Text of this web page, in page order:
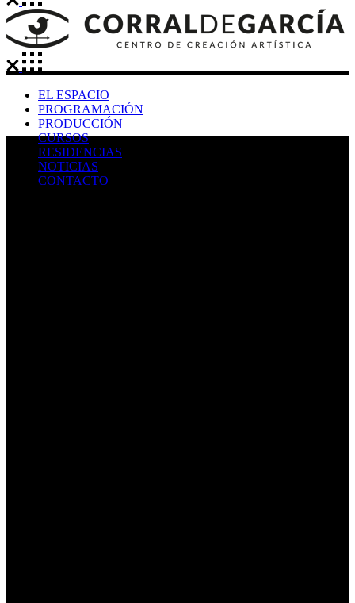
EL ESPACIO
PROGRAMACIÓN
PRODUCCIÓN
CURSOS
RESIDENCIAS
NOTICIAS
CONTACTO